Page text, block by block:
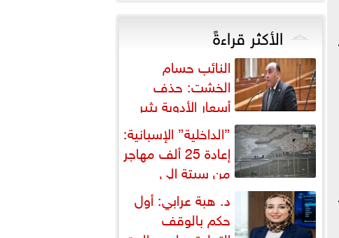
العميق ويحمي...
الأكثر قراءةً
النائب حسام
الخشت: حذف
أسعار الأدوية يثير
إشكالية دستورية ويهدد حق
المواطن...
”الداخلية” الإسبانية:
إعادة 25 ألف مهاجر
من سبتة إلى
المغرب... وارتفاع حصيلة...
د. هبة عرابي: أول
حكم بالوقف